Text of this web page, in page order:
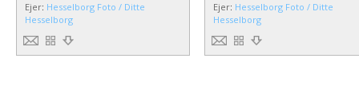
Ejer: Hesselborg Foto / Ditte
Hesselborg
Ejer: Hesselborg Foto / Ditte
Hesselborg